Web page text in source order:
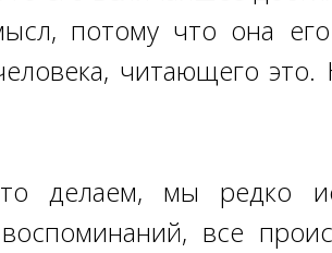
потому что она
читающего
делаем, мы редко
все